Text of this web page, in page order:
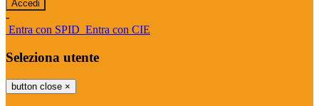
-
Entra con SPID Entra con CIE
Seleziona utente
button close ×